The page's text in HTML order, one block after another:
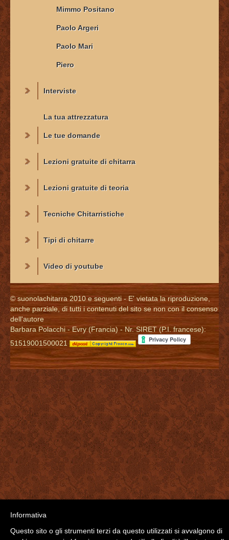
Mimmo Positano
Paolo Argeri
Paolo Mari
Piero
Interviste
La tua attrezzatura
Le tue domande
Lezioni gratuite di chitarra
Lezioni gratuite di teoria
Tecniche Chitarristiche
Tipi di chitarre
Video di youtube
© suonolachitarra 2010 e seguenti - E' vietata la riproduzione,
anche parziale, di tutti i contenuti del sito se non con il consenso
dell'autore
Barbara Polacchi - Evry (Francia) - Nr. SIRET (P.I. francese):
51519001500021
Informativa
Questo sito o gli strumenti terzi da questo utilizzati si avvalgono di